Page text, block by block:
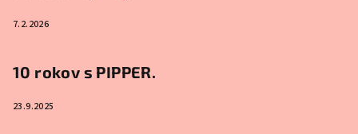
7.2.2026
10 rokov s PIPPER.
23.9.2025